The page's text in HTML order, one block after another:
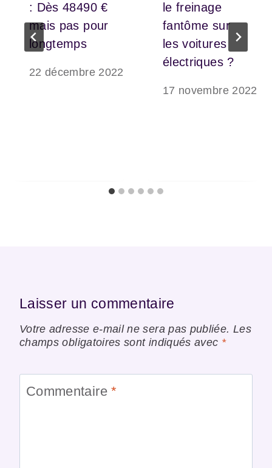
: Dès 48490 €
mais pas pour
longtemps
22 décembre 2022
le freinage
fantôme sur
les voitures
électriques ?
17 novembre 2022
Laisser un commentaire
Votre adresse e-mail ne sera pas publiée. Les
champs obligatoires sont indiqués avec *
Commentaire*